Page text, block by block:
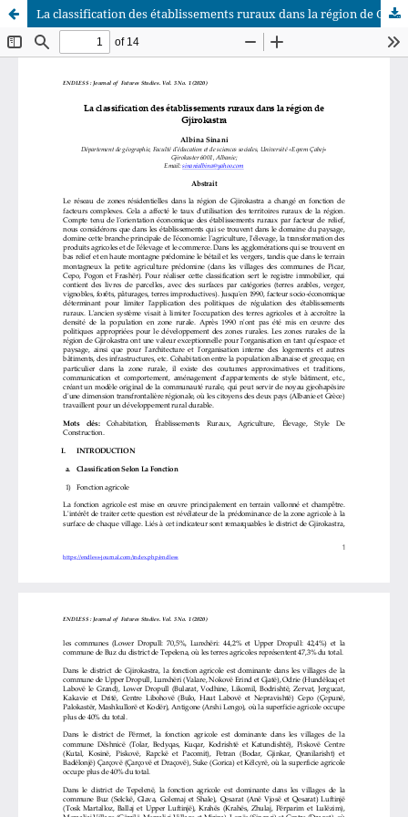
La classification des établissements ruraux dans la région de Gjirokastra